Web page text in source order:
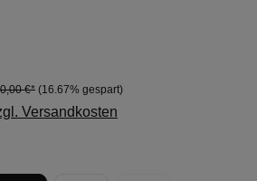
€* (16.67% gespart)
Versandkosten